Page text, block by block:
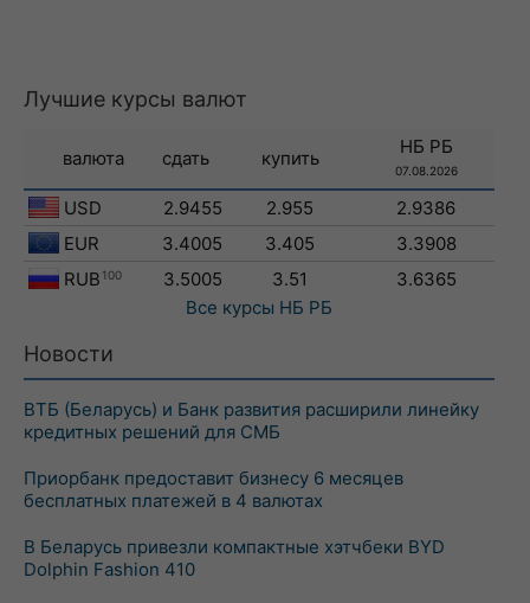
Лучшие курсы валют
валюта сдать купить
НБ РБ
07.08.2026
USD 2.9455 2.955
2.9386
EUR
3.4005 3.405
3.3908
RUB 100 3.5005 3.51
3.6365
Все курсы НБ РБ
Новости
ВТБ (Беларусь) и Банк развития расширили линейку
кредитных решений для СМБ
Приорбанк предоставит бизнесу 6 месяцев
бесплатных платежей в 4 валютах
В Беларусь привезли компактные хэтчбеки BYD
Dolphin Fashion 410